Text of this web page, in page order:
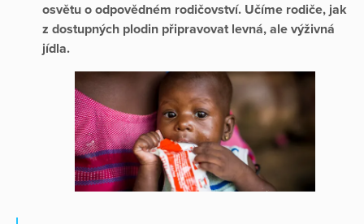
osvětu o odpovědném rodičovství. Učíme rodiče, jak
z dostupných plodin připravovat levná, ale výživná
jídla.